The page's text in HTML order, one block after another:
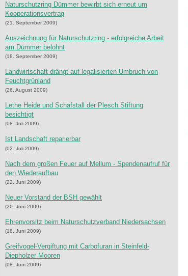
Naturschutzring Dümmer bewirbt sich erneut um
Kooperationsvertrag
(21. September 2009)
Auszeichnung für Naturschutzring - erfolgreiche Arbeit
am Dümmer belohnt
(18. September 2009)
Landwirtschaft drängt auf legalisierten Umbruch von
Feuchtgrünland
(26. August 2009)
Lethe Heide und Schafstall der Plesch Stiftung
besichtigt
(08. Juli 2009)
Ist Landschaft reparierbar
(02. Juli 2009)
Nach dem großen Feuer auf Mellum - Spendenaufruf für
den Wiederaufbau
(22. Juni 2009)
Neuer Vorstand der BSH gewählt
(20. Juni 2009)
Ehrenvorsitz beim Naturschutzverband Niedersachsen
(18. Juni 2009)
Greifvogel-Vergiftung mit Carbofuran in Steinfeld-
Diepholzer Mooren
(08. Juni 2009)